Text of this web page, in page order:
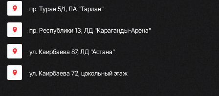
пр. Туран 5/1, ЛА "Тарлан"
пр. Республики 13, ​ЛД "Караганды-Арена"
ул. Каирбаева 87, ЛД "Астана"
ул. Каирбаева 72, цокольный этаж